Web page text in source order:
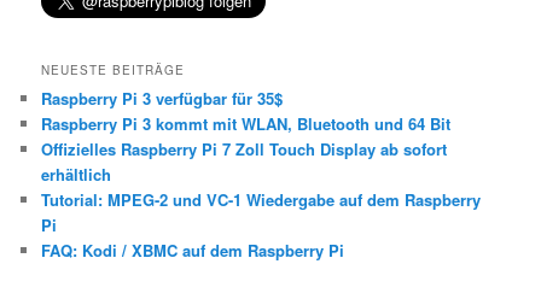
NEUESTE BEITRÄGE
Raspberry Pi 3 verfügbar für 35$
Raspberry Pi 3 kommt mit WLAN, Bluetooth und 64 Bit
Offizielles Raspberry Pi 7 Zoll Touch Display ab sofort
erhältlich
Tutorial: MPEG-2 und VC-1 Wiedergabe auf dem Raspberry
Pi
FAQ: Kodi / XBMC auf dem Raspberry Pi